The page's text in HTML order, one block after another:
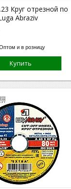
Круг отрезной по
Abraziv
и в розницу
Купить